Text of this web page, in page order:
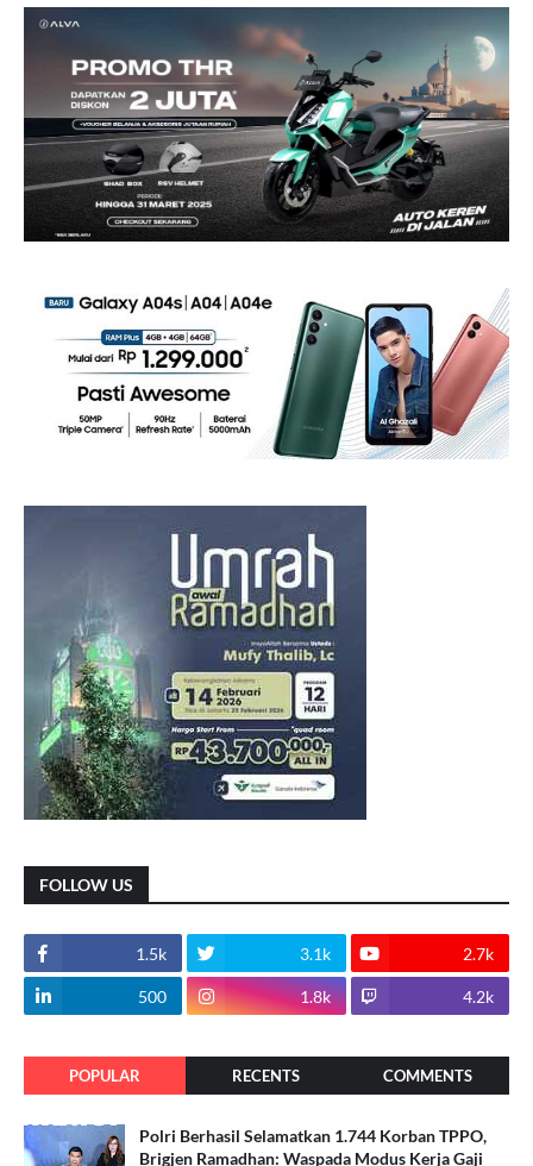
FOLLOW US
1.5k 3.1k 2.7k
500 1.8k 4.2k
POPULAR RECENTS COMMENTS
Polri Berhasil Selamatkan 1.744 Korban TPPO,
Brigjen Ramadhan: Waspada Modus Kerja Gaji